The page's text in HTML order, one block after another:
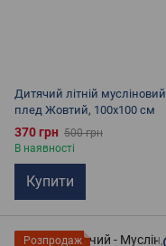
Дитячий літній мусліновий
плед Жовтий, 100х100 см
370 грн 500 грн
В наявності
Купити
Розпродаж